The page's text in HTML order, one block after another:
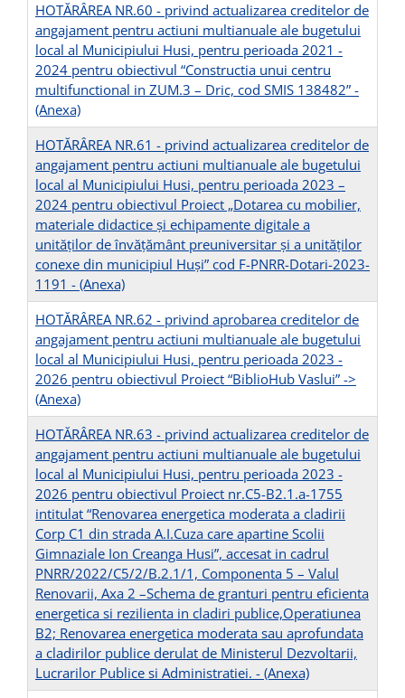
HOTĂRÂREA NR.60 - privind actualizarea creditelor de
angajament pentru actiuni multianuale ale bugetului
local al Municipiului Husi, pentru perioada 2021 -
2024 pentru obiectivul “Constructia unui centru
multifunctional in ZUM.3 – Dric, cod SMIS 138482” -
(Anexa)
HOTĂRÂREA NR.61 - privind actualizarea creditelor de
angajament pentru actiuni multianuale ale bugetului
local al Municipiului Husi, pentru perioada 2023 –
2024 pentru obiectivul Proiect „Dotarea cu mobilier,
materiale didactice și echipamente digitale a
unităților de învățământ preuniversitar și a unităților
conexe din municipiul Huși” cod F-PNRR-Dotari-2023-
1191 - (Anexa)
HOTĂRÂREA NR.62 - privind aprobarea creditelor de
angajament pentru actiuni multianuale ale bugetului
local al Municipiului Husi, pentru perioada 2023 -
2026 pentru obiectivul Proiect “BiblioHub Vaslui” ->
(Anexa)
HOTĂRÂREA NR.63 - privind actualizarea creditelor de
angajament pentru actiuni multianuale ale bugetului
local al Municipiului Husi, pentru perioada 2023 -
2026 pentru obiectivul Proiect nr.C5-B2.1.a-1755
intitulat “Renovarea energetica moderata a cladirii
Corp C1 din strada A.I.Cuza care apartine Scolii
Gimnaziale Ion Creanga Husi”, accesat in cadrul
PNRR/2022/C5/2/B.2.1/1, Componenta 5 – Valul
Renovarii, Axa 2 –Schema de granturi pentru eficienta
energetica si rezilienta in cladiri publice,Operatiunea
B2; Renovarea energetica moderata sau aprofundata
a cladirilor publice derulat de Ministerul Dezvoltarii,
Lucrarilor Publice si Administratiei. - (Anexa)